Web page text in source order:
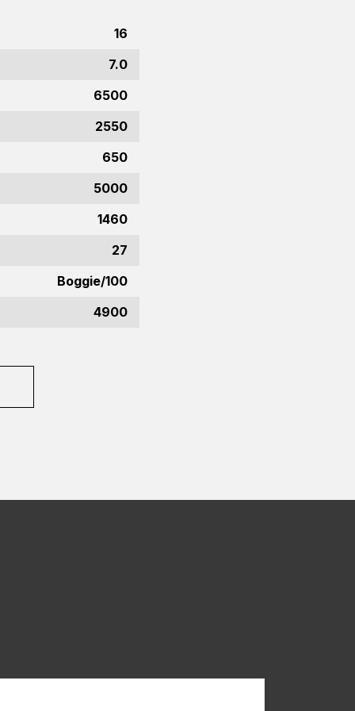
16
7.0
6500
2550
650
5000
1460
27
Boggie/100
4900